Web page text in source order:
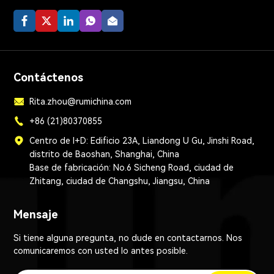
Contáctenos
Rita.zhou@rumichina.com
+86 (21)80370855
Centro de I+D: Edificio 23A, Liandong U Gu, Jinshi Road,
distrito de Baoshan, Shanghai, China
Base de fabricación: No.6 Sicheng Road, ciudad de
Zhitang, ciudad de Changshu, Jiangsu, China
Mensaje
Si tiene alguna pregunta, no dude en contactarnos. Nos
comunicaremos con usted lo antes posible.